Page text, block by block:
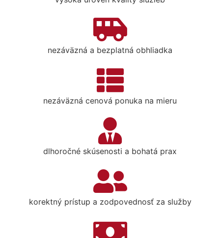
nezáväzná a bezplatná obhliadka
nezáväzná cenová ponuka na mieru
dlhoročné skúsenosti a bohatá prax
korektný prístup a zodpovednosť za služby